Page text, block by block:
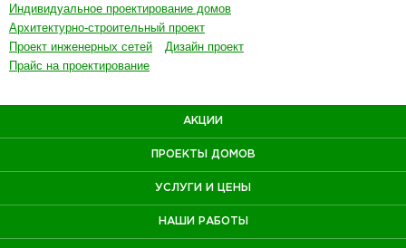
Индивидуальное проектирование домов
Архитектурно-строительный проект
Проект инженерных сетей
Дизайн проект
Прайс на проектирование
АКЦИИ
ПРОЕКТЫ ДОМОВ
УСЛУГИ И ЦЕНЫ
НАШИ РАБОТЫ